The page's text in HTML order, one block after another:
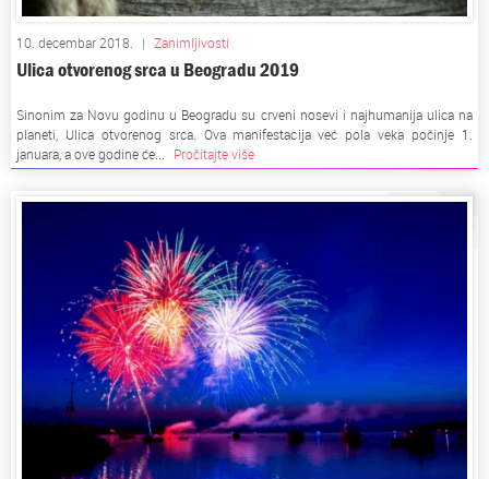
10. decembar 2018. | Zanimljivosti
Ulica otvorenog srca u Beogradu 2019
Sinonim za Novu godinu u Beogradu su crveni nosevi i najhumanija ulica na
planeti, Ulica otvorenog srca. Ova manifestacija već pola veka počinje 1.
januara, a ove godine će...
Pročitajte više